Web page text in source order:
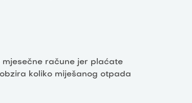
račune jer plaćate
koliko miješanog otpada